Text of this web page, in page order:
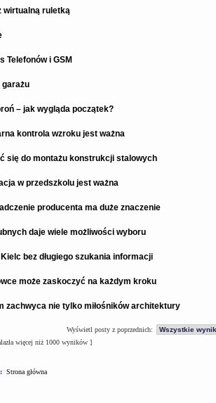
wirtualną ruletką
Telefonów i GSM
garażu
– jak wygląda początek?
kontrola wzroku jest ważna
się do montażu konstrukcji stalowych
w przedszkolu jest ważna
producenta ma duże znaczenie
daje wiele możliwości wyboru
bez długiego szukania informacji
może zaskoczyć na każdym kroku
zachwyca nie tylko miłośników architektury
Wyświetl posty z poprzednich:
więcej niż 1000 wyników ]
Strona główna